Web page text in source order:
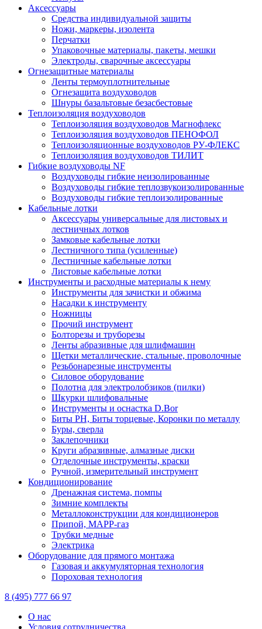
Аксессуары
Средства индивидуальной защиты
Ножи, маркеры, изолента
Перчатки
Упаковочные материалы, пакеты, мешки
Электроды, сварочные аксессуары
Огнезащитные материалы
Ленты термоуплотнительные
Огнезащита воздуховодов
Шнуры базальтовые безасбестовые
Теплоизоляция воздуховодов
Теплоизоляция воздуховодов Магнофлекс
Теплоизоляция воздуховодов ПЕНОФОЛ
Теплоизоляционные воздуховодов РУ-ФЛЕКС
Теплоизоляция воздуховодов ТИЛИТ
Гибкие воздуховоды NF
Воздуховоды гибкие неизолированные
Воздуховоды гибкие теплозвукоизолированные
Воздуховоды гибкие теплоизолированные
Кабельные лотки
Аксессуары универсальные для листовых и
лестничных лотков
Замковые кабельные лотки
Лестничного типа (усиленные)
Лестничные кабельные лотки
Листовые кабельные лотки
Инструменты и расходные материалы к нему
Инструменты для зачистки и обжима
Насадки к инструменту
Ножницы
Прочий инструмент
Болторезы и труборезы
Ленты абразивные для шлифмашин
Щетки металлические, стальные, проволочные
Резьбонарезные инструменты
Силовое оборудование
Полотна для электролобзиков (пилки)
Шкурки шлифовальные
Инструменты и оснастка D.Bor
Биты PH, Биты торцевые, Коронки по металлу
Буры, сверла
Заклепочники
Круги абразивные, алмазные диски
Отделочные инструменты, краски
Ручной, измерительный инструмент
Кондиционирование
Дренажная система, помпы
Зимние комплекты
Металлоконструкции для кондиционеров
Припой, МАРР-газ
Трубки медные
Электрика
Оборудование для прямого монтажа
Газовая и аккумуляторная технология
Пороховая технология
8 (495) 777 66 97
О нас
Условия сотрудничества